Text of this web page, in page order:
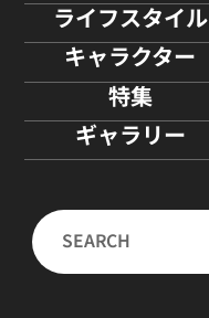
ライフスタイル
キャラクター
特集
ギャラリー